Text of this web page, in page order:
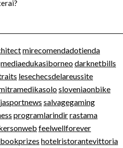
mirecomendadotienda
mediaedukasiborneodarknetbills
lesechecsdelareussite
sloveniaonbike
salvagegaming
programlarindirrastama
feelwellforever
hotelristorantevittoria